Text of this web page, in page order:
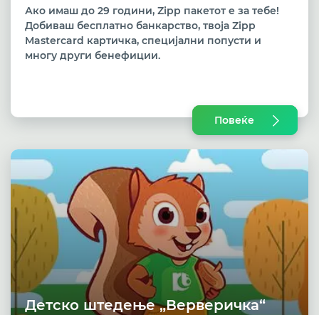
Ако имаш до 29 години, Zipp пакетот е за тебе!
Добиваш бесплатно банкарство, твоја Zipp
Mastercard картичка, специјални попусти и
многу други бенефиции.
Повеќе
Детско штедење „Верверичка“